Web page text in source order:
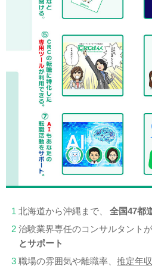
1 北海道から沖縄まで、
全国47都
2 治験業界専任のコンサルタントが
とサポート
3 職場の雰囲気や離職率、推定年